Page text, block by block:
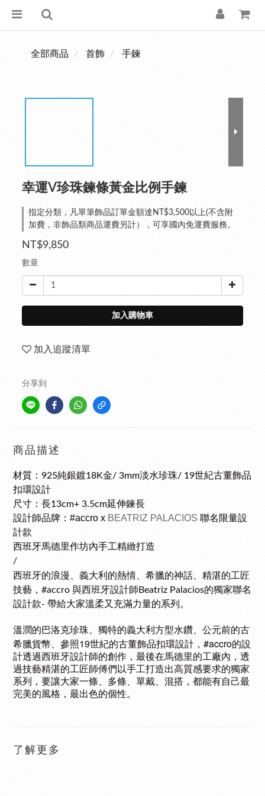
全部商品 首飾 手鍊
幸運V珍珠鍊條黃金比例手鍊
指定分類，凡單筆飾品訂單金額達NT$3,500以上(不含附
加費，非飾品類商品運費另計），可享國內免運費服務。
NT$9,850
數量
加入購物車
加入追蹤清單
分享到
商品描述
材質：925純銀鍍18K金/ 3mm淡水珍珠/ 19世紀古董飾品
扣環設計
尺寸：長13cm+ 3.5cm延伸鍊長
設計師品牌：#accro x BEATRIZ PALACIOS 聯名限量設
計款
西班牙馬德里作坊內手工精緻打造
/
西班牙的浪漫、義大利的熱情、希臘的神話、精湛的工匠
技藝，#accro 與西班牙設計師Beatriz Palacios的獨家聯名
設計款- 帶給大家溫柔又充滿力量的系列。
溫潤的巴洛克珍珠、獨特的義大利方型水鑽、公元前的古
希臘貨幣、參照19世紀的古董飾品扣環設計， #accro的設
計透過西班牙設計師的創作，最後在馬德里的工廠內，透
過技藝精湛的工匠師傅們以手工打造出高質感要求的獨家
系列，要讓大家一條、多條、單戴、混搭，都能有自己最
完美的風格，最出色的個性。
了解更多